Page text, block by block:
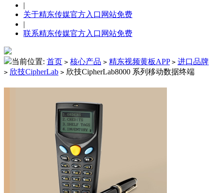
|
关于精东传媒官方入口网站免费
|
联系精东传媒官方入口网站免费
当前位置: 首页 > 核心产品 > 精东视频黄板APP > 进口品牌
> 欣技CipherLab > 欣技CipherLab8000 系列移动数据终端